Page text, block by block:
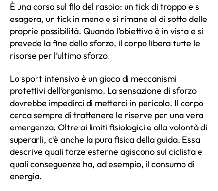
È una corsa sul filo del rasoio: un tick di troppo e si
esagera, un tick in meno e si rimane al di sotto delle
proprie possibilità. Quando l’obiettivo è in vista e si
prevede la fine dello sforzo, il corpo libera tutte le
risorse per l’ultimo sforzo.
Lo sport intensivo è un gioco di meccanismi
protettivi dell’organismo. La sensazione di sforzo
dovrebbe impedirci di metterci in pericolo. Il corpo
cerca sempre di trattenere le riserve per una vera
emergenza. Oltre ai limiti fisiologici e alla volontà di
superarli, c’è anche la pura fisica della guida. Essa
descrive quali forze esterne agiscono sul ciclista e
quali conseguenze ha, ad esempio, il consumo di
energia.